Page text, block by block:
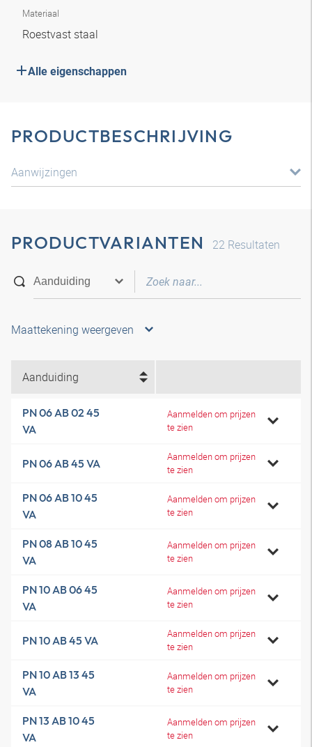
Materiaal
Roestvast staal
Alle eigenschappen
PRODUCTBESCHRIJVING
Aanwijzingen
PRODUCTVARIANTEN 22 Resultaten
Maattekening weergeven
Aanduiding
PN 06 AB 02 45
VA
Aanmelden om prijzen
te zien
PN 06 AB 45 VA
Aanmelden om prijzen
te zien
PN 06 AB 10 45
VA
Aanmelden om prijzen
te zien
PN 08 AB 10 45
VA
Aanmelden om prijzen
te zien
PN 10 AB 06 45
VA
Aanmelden om prijzen
te zien
PN 10 AB 45 VA
Aanmelden om prijzen
te zien
PN 10 AB 13 45
VA
Aanmelden om prijzen
te zien
PN 13 AB 10 45
VA
Aanmelden om prijzen
te zien